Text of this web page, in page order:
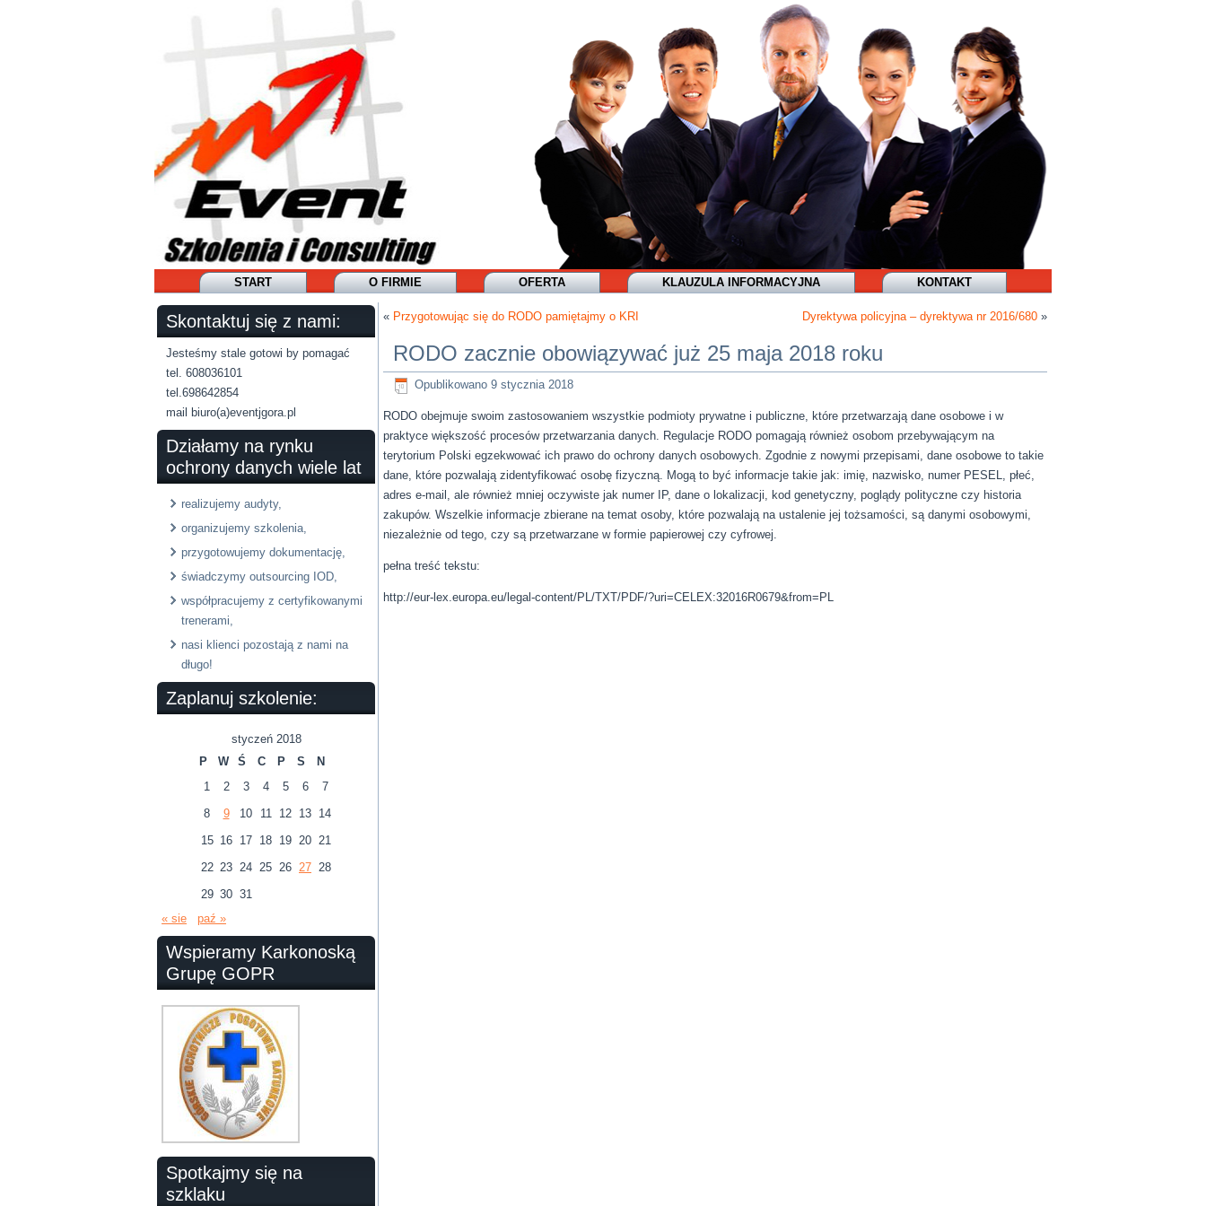
START O FIRMIE OFERTA KLAUZULA INFORMACYJNA KONTAKT
Skontaktuj się z nami:
Jesteśmy stale gotowi by pomagać
tel. 608036101
tel.698642854
mail biuro(a)eventjgora.pl
Działamy na rynku
ochrony danych wiele lat
realizujemy audyty,
organizujemy szkolenia,
przygotowujemy dokumentację,
świadczymy outsourcing IOD,
współpracujemy z certyfikowanymi
trenerami,
nasi klienci pozostają z nami na
długo!
Zaplanuj szkolenie:
styczeń 2018
P
W Ś C P S
N
1
2 3 4 5 6
7
8
9 10 11 12 13 14
15 16 17 18 19 20 21
22 23 24 25 26 27 28
29 30 31
« sie
paź »
Wspieramy Karkonoską
Grupę GOPR
Spotkajmy się na
szklaku
« Przygotowując się do RODO pamiętajmy o KRI Dyrektywa policyjna – dyrektywa nr 2016/680 »
RODO zacznie obowiązywać już 25 maja 2018 roku
Opublikowano 9 stycznia 2018
RODO obejmuje swoim zastosowaniem wszystkie podmioty prywatne i publiczne, które przetwarzają dane osobowe i w
praktyce większość procesów przetwarzania danych. Regulacje RODO pomagają również osobom przebywającym na
terytorium Polski egzekwować ich prawo do ochrony danych osobowych. Zgodnie z nowymi przepisami, dane osobowe to takie
dane, które pozwalają zidentyfikować osobę fizyczną. Mogą to być informacje takie jak: imię, nazwisko, numer PESEL, płeć,
adres e-mail, ale również mniej oczywiste jak numer IP, dane o lokalizacji, kod genetyczny, poglądy polityczne czy historia
zakupów. Wszelkie informacje zbierane na temat osoby, które pozwalają na ustalenie jej tożsamości, są danymi osobowymi,
niezależnie od tego, czy są przetwarzane w formie papierowej czy cyfrowej.
pełna treść tekstu:
http://eur-lex.europa.eu/legal-content/PL/TXT/PDF/?uri=CELEX:32016R0679&from=PL